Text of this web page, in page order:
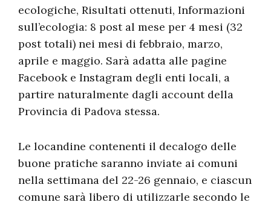
ecologiche, Risultati ottenuti, Informazioni
sull’ecologia: 8 post al mese per 4 mesi (32
post totali) nei mesi di febbraio, marzo,
aprile e maggio. Sarà adatta alle pagine
Facebook e Instagram degli enti locali, a
partire naturalmente dagli account della
Provincia di Padova stessa.
Le locandine contenenti il decalogo delle
buone pratiche saranno inviate ai comuni
nella settimana del 22-26 gennaio, e ciascun
comune sarà libero di utilizzarle secondo le